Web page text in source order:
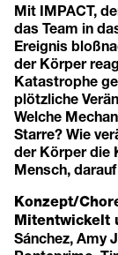
Mit IMPACT,
das Team in
Ereignis
der Körper
Katastrophe
plötzliche
Welche
Starre? Wie
der Körper die
Mensch,
Konzept/
Mitentwickelt
Sánchez, Amy